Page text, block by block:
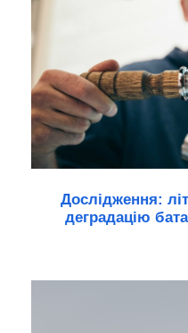
Дослідження:
деградацію